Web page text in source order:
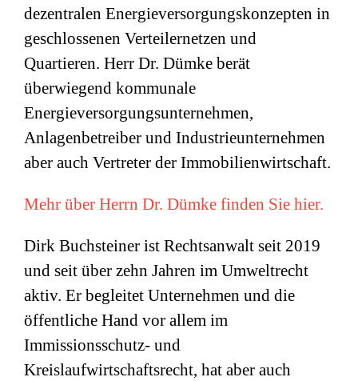
dezentralen Energieversorgungskonzepten in
geschlossenen Verteilernetzen und
Quartieren. Herr Dr. Dümke berät
überwiegend kommunale
Energieversorgungsunternehmen,
Anlagenbetreiber und Industrieunternehmen
aber auch Vertreter der Immobilienwirtschaft.
Mehr über Herrn Dr. Dümke finden Sie hier.
Dirk Buchsteiner ist Rechtsanwalt seit 2019
und seit über zehn Jahren im Umweltrecht
aktiv. Er begleitet Unternehmen und die
öffentliche Hand vor allem im
Immissionsschutz- und
Kreislaufwirtschaftsrecht, hat aber auch